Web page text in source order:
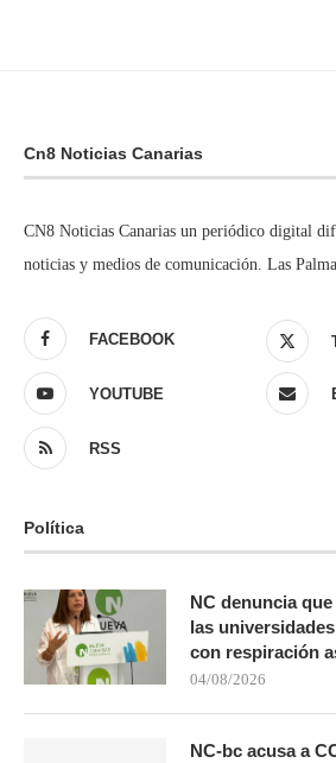
Cn8 Noticias Canarias
CN8 Noticias Canarias un periódico digital
noticias y medios de comunicación. Las
FACEBOOK
YOUTUBE
RSS
Política
NC denuncia
las
con respiración
04/08/2026
NC-bc acusa a